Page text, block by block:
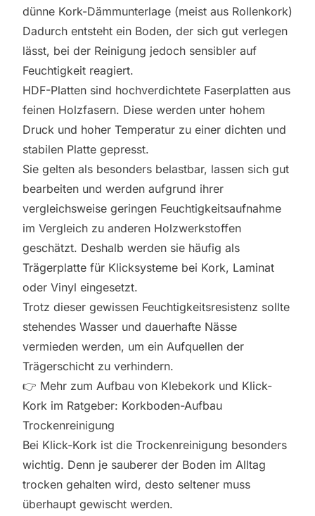
dünne Kork-Dämmunterlage (meist aus Rollenkork)
Dadurch entsteht ein Boden, der sich gut verlegen
lässt, bei der Reinigung jedoch sensibler auf
Feuchtigkeit reagiert.
HDF-Platten sind hochverdichtete Faserplatten aus
feinen Holzfasern. Diese werden unter hohem
Druck und hoher Temperatur zu einer dichten und
stabilen Platte gepresst.
Sie gelten als besonders belastbar, lassen sich gut
bearbeiten und werden aufgrund ihrer
vergleichsweise geringen Feuchtigkeitsaufnahme
im Vergleich zu anderen Holzwerkstoffen
geschätzt. Deshalb werden sie häufig als
Trägerplatte für Klicksysteme bei Kork, Laminat
oder Vinyl eingesetzt.
Trotz dieser gewissen Feuchtigkeitsresistenz sollte
stehendes Wasser und dauerhafte Nässe
vermieden werden, um ein Aufquellen der
Trägerschicht zu verhindern.
👉 Mehr zum Aufbau von Klebekork und Klick-
Kork im Ratgeber: Korkboden-Aufbau
Trockenreinigung
Bei Klick-Kork ist die Trockenreinigung besonders
wichtig. Denn je sauberer der Boden im Alltag
trocken gehalten wird, desto seltener muss
überhaupt gewischt werden.